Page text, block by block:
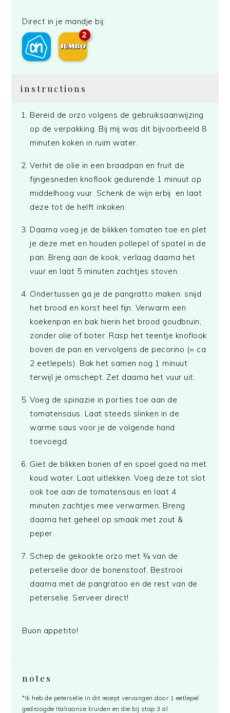
Direct in je mandje bij:
2
instructions
Bereid de orzo volgens de gebruiksaanwijzing
op de verpakking. Bij mij was dit bijvoorbeeld 8
minuten koken in ruim water.
Verhit de olie in een braadpan en fruit de
fijngesneden knoflook gedurende 1 minuut op
middelhoog vuur. Schenk de wijn erbij en laat
deze tot de helft inkoken.
Daarna voeg je de blikken tomaten toe en plet
je deze met en houden pollepel of spatel in de
pan. Breng aan de kook, verlaag daarna het
vuur en laat 5 minuten zachtjes stoven.
Ondertussen ga je de pangratto maken: snijd
het brood en korst heel fijn. Verwarm een
koekenpan en bak hierin het brood goudbruin,
zonder olie of boter. Rasp het teentje knoflook
boven de pan en vervolgens de pecorino (= ca
2 eetlepels). Bak het samen nog 1 minuut
terwijl je omschept. Zet daarna het vuur uit.
Voeg de spinazie in porties toe aan de
tomatensaus. Laat steeds slinken in de
warme saus voor je de volgende hand
toevoegd.
Giet de blikken bonen af en spoel goed na met
koud water. Laat uitlekken. Voeg deze tot slot
ook toe aan de tomatensaus en laat 4
minuten zachtjes mee verwarmen. Breng
daarna het geheel op smaak met zout &
peper.
Schep de gekookte orzo met ¾ van de
peterselie door de bonenstoof. Bestrooi
daarna met de pangratoo en de rest van de
peterselie. Serveer direct!
Buon appetito!
notes
*Ik heb de peterselie in dit recept vervangen door 1 eetlepel
gedroogde Italiaanse kruiden en die bij stap 3 al .